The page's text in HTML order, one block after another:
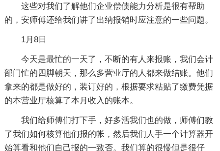
这些对我们了解他们企业偿债能力分析是很有帮助
的，安师傅还给我们讲了出纳报销时应注意的一些问题。
1月8日
今天是最忙的一天了，不断的有人来报账，我们会计
部门忙的四脚朝天，那么多营业厅的人都来做结账。他们
拿来的都是做好的，装订好的，根据要求粘贴了缴费凭据
的本营业厅核算了本月收入的账本。
我们给师傅们打下手，好多活我们也的做，师傅们教
了我们如何核算他们报的帐，然后我们人手一个计算器开
始算看和他们自己报的一致否。我们算的很慢但是很仔